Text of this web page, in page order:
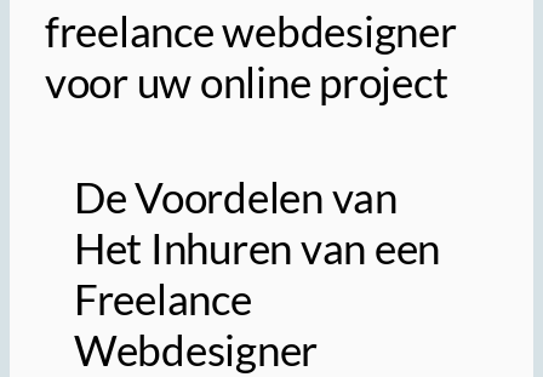
freelance webdesigner
voor uw online project
De Voordelen van
Het Inhuren van een
Freelance
Webdesigner